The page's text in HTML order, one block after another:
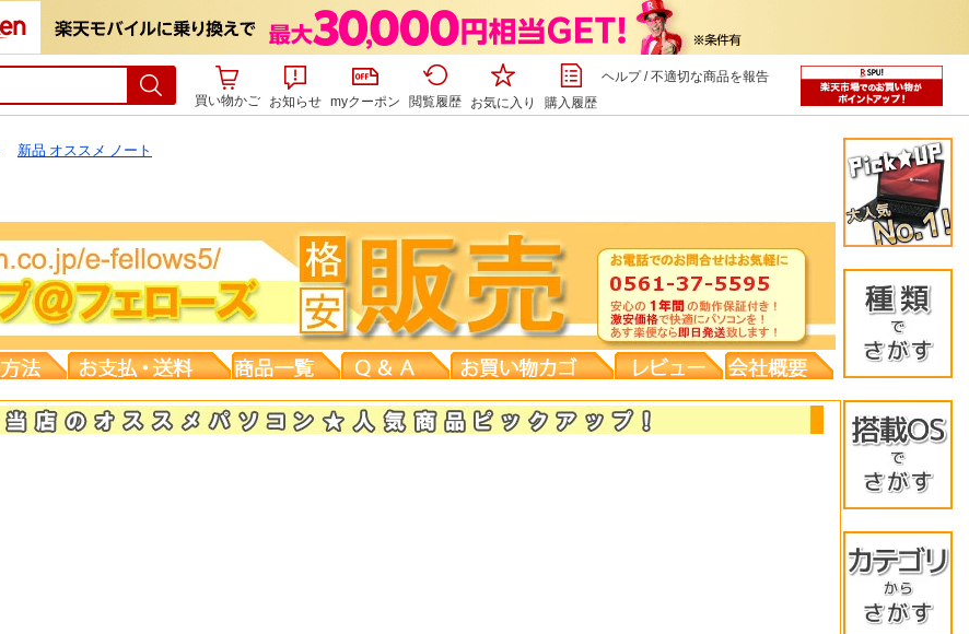
買い物かご
お知らせ myクーポン 閲覧履歴 お気に入り 購入履歴
ヘルプ/不適切な商品を報告
デスクト
Ａ４ノ
Ｂ５ノ
液晶モ
タブレ
MacOS/
新品 オススメ ノート